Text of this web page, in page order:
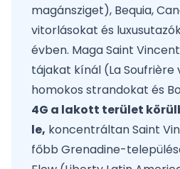
magánsziget), Bequia,
vitorlásokat és
évben. Maga Saint
tájakat kínál (La
homokos strandokat és
4G a lakott terület
le, koncentráltan Saint
főbb Grenadine-